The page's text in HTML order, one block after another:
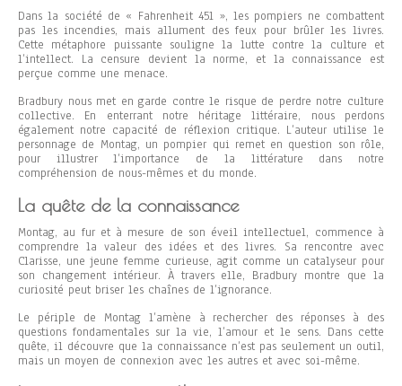
Dans la société de « Fahrenheit 451 », les pompiers ne combattent
pas les incendies, mais allument des feux pour brûler les livres.
Cette métaphore puissante souligne la lutte contre la culture et
l’intellect. La censure devient la norme, et la connaissance est
perçue comme une menace.
Bradbury nous met en garde contre le risque de perdre notre culture
collective. En enterrant notre héritage littéraire, nous perdons
également notre capacité de réflexion critique. L’auteur utilise le
personnage de Montag, un pompier qui remet en question son rôle,
pour illustrer l’importance de la littérature dans notre
compréhension de nous-mêmes et du monde.
La quête de la connaissance
Montag, au fur et à mesure de son éveil intellectuel, commence à
comprendre la valeur des idées et des livres. Sa rencontre avec
Clarisse, une jeune femme curieuse, agit comme un catalyseur pour
son changement intérieur. À travers elle, Bradbury montre que la
curiosité peut briser les chaînes de l’ignorance.
Le périple de Montag l’amène à rechercher des réponses à des
questions fondamentales sur la vie, l’amour et le sens. Dans cette
quête, il découvre que la connaissance n’est pas seulement un outil,
mais un moyen de connexion avec les autres et avec soi-même.